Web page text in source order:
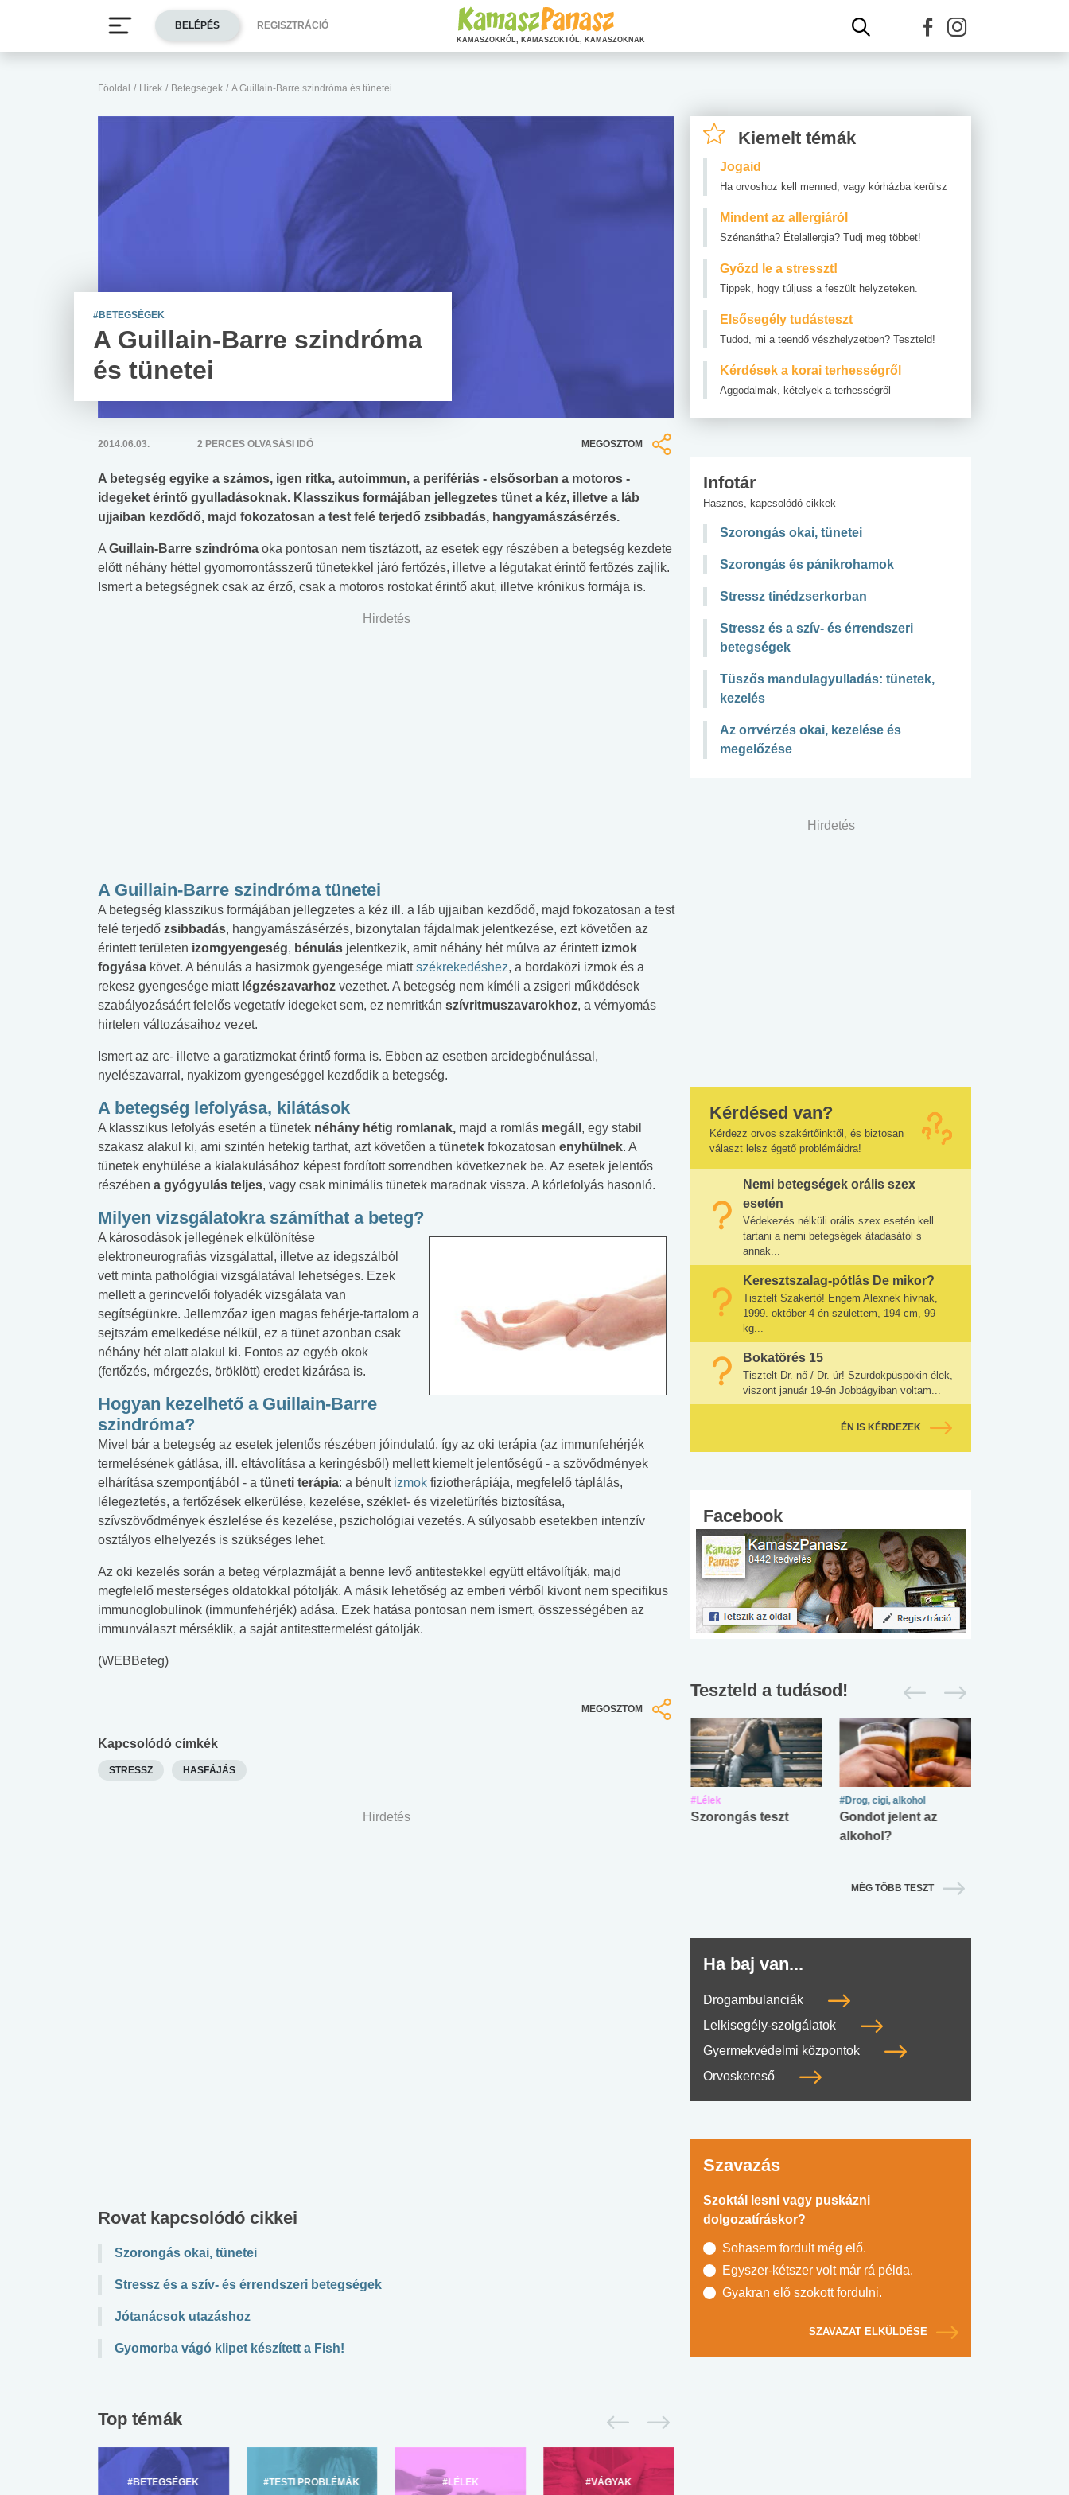
Főoldal / Hírek / Betegségek / A Guillain-Barre szindróma és tünetei
#BETEGSÉGEK
A Guillain-Barre szindróma
és tünetei
2014.06.03. 2 PERCES OLVASÁSI IDŐ MEGOSZTOM
A betegség egyike a számos, igen ritka, autoimmun, a perifériás - elsősorban a motoros -
idegeket érintő gyulladásoknak. Klasszikus formájában jellegzetes tünet a kéz, illetve a láb
ujjaiban kezdődő, majd fokozatosan a test felé terjedő zsibbadás, hangyamászásérzés.
A Guillain-Barre szindróma oka pontosan nem tisztázott, az esetek egy részében a betegség kezdete
előtt néhány héttel gyomorrontásszerű tünetekkel járó fertőzés, illetve a légutakat érintő fertőzés zajlik.
Ismert a betegségnek csak az érző, csak a motoros rostokat érintő akut, illetve krónikus formája is.
Hirdetés
A Guillain-Barre szindróma tünetei
A betegség klasszikus formájában jellegzetes a kéz ill. a láb ujjaiban kezdődő, majd fokozatosan a test
felé terjedő zsibbadás, hangyamászásérzés, bizonytalan fájdalmak jelentkezése, ezt követően az
érintett területen izomgyengeség, bénulás jelentkezik, amit néhány hét múlva az érintett izmok
fogyása követ. A bénulás a hasizmok gyengesége miattszékrekedéshez, a bordaközi izmok és a
rekesz gyengesége miatt légzészavarhoz vezethet. A betegség nem kíméli a zsigeri működések
szabályozásáért felelős vegetatív idegeket sem, ez nemritkán szívritmuszavarokhoz, a vérnyomás
hirtelen változásaihoz vezet.
Ismert az arc- illetve a garatizmokat érintő forma is. Ebben az esetben arcidegbénulással,
nyelészavarral, nyakizom gyengeséggel kezdődik a betegség.
A betegség lefolyása, kilátások
A klasszikus lefolyás esetén a tünetek néhány hétig romlanak, majd a romlás megáll , egy stabil
szakasz alakul ki, ami szintén hetekig tarthat, azt követően a tünetek fokozatosan enyhülnek. A
tünetek enyhülése a kialakulásához képest fordított sorrendben következnek be. Az esetek jelentős
részében a gyógyulás teljes, vagy csak minimális tünetek maradnak vissza. A kórlefolyás hasonló.
Milyen vizsgálatokra számíthat a beteg?
A károsodások jellegének elkülönítése
elektroneurografiás vizsgálattal, illetve az idegszálból
vett minta pathológiai vizsgálatával lehetséges. Ezek
mellett a gerincvelői folyadék vizsgálata van
segítségünkre. Jellemzőaz igen magas fehérje-tartalom a
sejtszám emelkedése nélkül, ez a tünet azonban csak
néhány hét alatt alakul ki. Fontos az egyéb okok
(fertőzés, mérgezés, öröklött) eredet kizárása is.
Hogyan kezelhető a Guillain-Barre
szindróma?
Mivel bár a betegség az esetek jelentős részében jóindulatú, így az oki terápia (az immunfehérjék
termelésének gátlása, ill. eltávolítása a keringésből) mellett kiemelt jelentőségű - a szövődmények
elhárítása szempontjából - a tüneti terápia: a bénult izmok fiziotherápiája, megfelelő táplálás,
lélegeztetés, a fertőzések elkerülése, kezelése, széklet- és vizeletürítés biztosítása,
szívszövődmények észlelése és kezelése, pszichológiai vezetés. A súlyosabb esetekben intenzív
osztályos elhelyezés is szükséges lehet.
Az oki kezelés során a beteg vérplazmáját a benne levő antitestekkel együtt eltávolítják, majd
megfelelő mesterséges oldatokkal pótolják. A másik lehetőség az emberi vérből kivont nem specifikus
immunoglobulinok (immunfehérjék) adása. Ezek hatása pontosan nem ismert, összességében az
immunválaszt mérséklik, a saját antitesttermelést gátolják.
(WEBBeteg)
MEGOSZTOM
Kapcsolódó címkék
STRESSZ HASFÁJÁS
Hirdetés
Rovat kapcsolódó cikkei
Szorongás okai, tünetei
Stressz és a szív- és érrendszeri betegségek
Jótanácsok utazáshoz
Gyomorba vágó klipet készített a Fish!
Top témák
#BETEGSÉGEK #TESTI PROBLÉMÁK #LÉLEK #VÁGYAK
Kiemelt témák
Jogaid
Ha orvoshoz kell menned, vagy kórházba kerülsz
Mindent az allergiáról
Szénanátha? Ételallergia? Tudj meg többet!
Győzd le a stresszt!
Tippek, hogy túljuss a feszült helyzeteken.
Elsősegély tudásteszt
Tudod, mi a teendő vészhelyzetben? Teszteld!
Kérdések a korai terhességről
Aggodalmak, kételyek a terhességről
Infotár
Hasznos, kapcsolódó cikkek
Szorongás okai, tünetei
Szorongás és pánikrohamok
Stressz tinédzserkorban
Stressz és a szív- és érrendszeri
betegségek
Tüszős mandulagyulladás: tünetek,
kezelés
Az orrvérzés okai, kezelése és
megelőzése
Hirdetés
Kérdésed van?
Kérdezz orvos szakértőinktől, és biztosan
választ lelsz égető problémáidra!
Nemi betegségek orális szex
esetén
Védekezés nélküli orális szex esetén kell
tartani a nemi betegségek átadásától s
annak...
Keresztszalag-pótlás De mikor?
Tisztelt Szakértő! Engem Alexnek hívnak,
1999. október 4-én születtem, 194 cm, 99
kg...
Bokatörés 15
Tisztelt Dr. nő / Dr. úr! Szurdokpüspökin élek,
viszont január 19-én Jobbágyiban voltam...
ÉN IS KÉRDEZEK
Facebook
Teszteld a tudásod!
Angol középfokú
#Lélek
Szorongás teszt
#Drog, cigi, alkohol
Gondot jelent az
alkohol?
MÉG TÖBB TESZT
Ha baj van...
Drogambulanciák
Lelkisegély-szolgálatok
Gyermekvédelmi központok
Orvoskereső
Szavazás
Szoktál lesni vagy puskázni
dolgozatíráskor?
Sohasem fordult még elő.
Egyszer-kétszer volt már rá példa.
Gyakran elő szokott fordulni.
SZAVAZAT ELKÜLDÉSE
BELÉPÉS REGISZTRÁCIÓ
KAMASZOKRÓL, KAMASZOKTÓL, KAMASZOKNAK